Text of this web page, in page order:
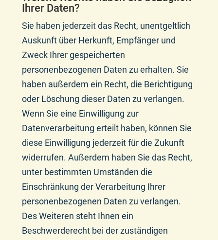
Ihrer Daten?
Sie haben jederzeit das Recht, unentgeltlich
Auskunft über Herkunft, Empfänger und
Zweck Ihrer gespeicherten
personenbezogenen Daten zu erhalten. Sie
haben außerdem ein Recht, die Berichtigung
oder Löschung dieser Daten zu verlangen.
Wenn Sie eine Einwilligung zur
Datenverarbeitung erteilt haben, können Sie
diese Einwilligung jederzeit für die Zukunft
widerrufen. Außerdem haben Sie das Recht,
unter bestimmten Umständen die
Einschränkung der Verarbeitung Ihrer
personenbezogenen Daten zu verlangen.
Des Weiteren steht Ihnen ein
Beschwerderecht bei der zuständigen